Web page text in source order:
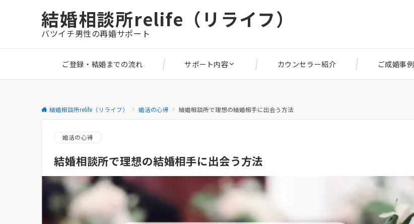
結婚相談所relife（リライフ）
バツイチ男性の再婚サポート
ご登録・結婚までの流れ サポート内容 カウンセラー紹介 ご成婚事例
結婚相談所relife（リライフ） 婚活の心得 結婚相談所で理想の結婚相手に出会う方法
婚活の心得
結婚相談所で理想の結婚相手に出会う方法